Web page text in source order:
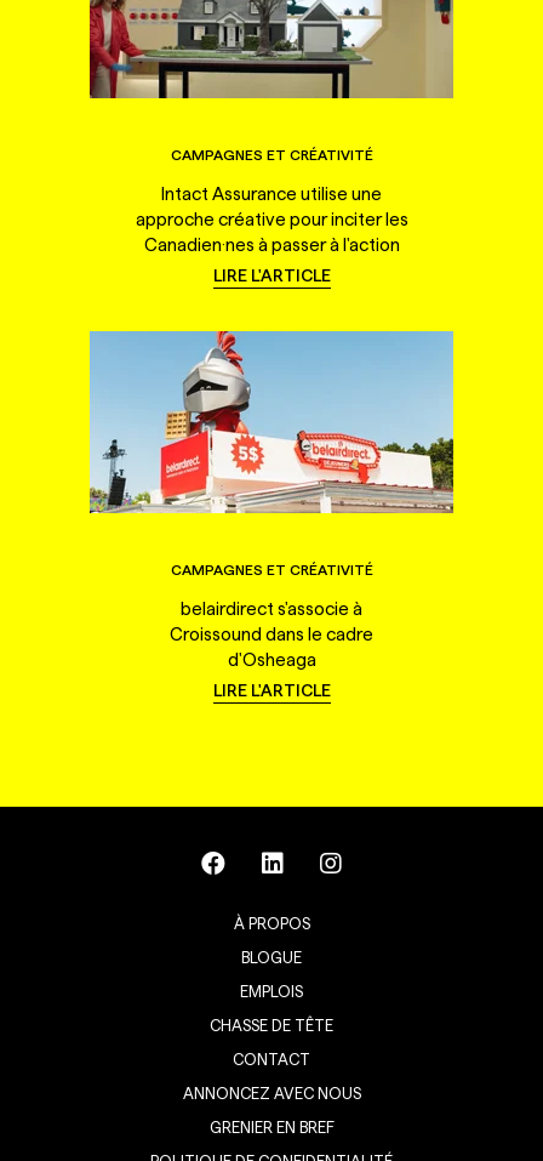
CAMPAGNES ET CRÉATIVITÉ
Intact Assurance utilise une
approche créative pour inciter les
Canadien·nes à passer à l'action
LIRE L'ARTICLE
CAMPAGNES ET CRÉATIVITÉ
belairdirect s'associe à
Croissound dans le cadre
d'Osheaga
LIRE L'ARTICLE
À PROPOS
BLOGUE
EMPLOIS
CHASSE DE TÊTE
CONTACT
ANNONCEZ AVEC NOUS
GRENIER EN BREF